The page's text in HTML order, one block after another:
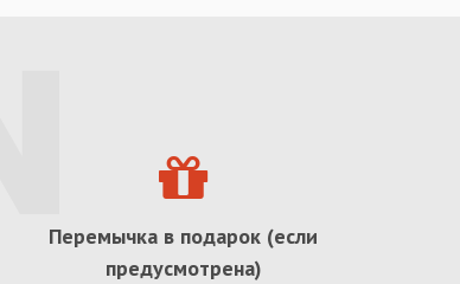
Перемычка в подарок (если
предусмотрена)